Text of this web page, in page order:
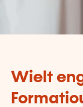
Wielt